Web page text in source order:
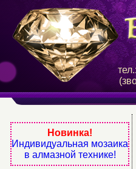
Новинка!
Индивидуальная мозаика
в алмазной технике!